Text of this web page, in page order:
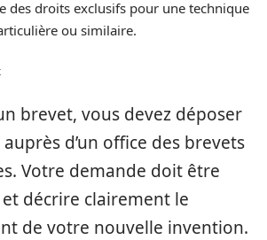
des droits exclusifs pour une technique
ou similaire.
brevet, vous devez déposer
d’un office des brevets
Votre demande doit être
décrire clairement le
de votre nouvelle invention.